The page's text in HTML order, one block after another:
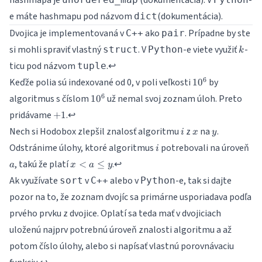
e máte hashmapu pod názvom dict(dokumentácia).
Dvojica je implementovaná v C++ ako pair. Prípadne by ste
si mohli spraviť vlastný struct. V Python-e viete využiť k
k-
ticu pod názvom tuple.↩
Keďže polia sú indexované od 0, v poli veľkosti 10^6
106 by
algoritmus s číslom 10^6
106 už nemal svoj zoznam úloh. Preto
pridávame +1
+1.↩
Nech si Hodobox zlepšil znalosť algoritmu i
i z x
x na y
y.
Odstránime úlohy, ktoré algoritmus i
i potrebovali na úroveň
a, takú že platíx <
\leq
y
x < a ≤ y.↩
Ak využívate sort v C++ alebo v Python-e, tak si dajte
pozor na to, že zoznam dvojíc sa primárne usporiadava podľa
prvého prvku z dvojice. Oplatí sa teda mať v dvojiciach
uloženú najprv potrebnú úroveň znalosti algoritmu a až
potom číslo úlohy, alebo si napísať vlastnú porovnávaciu